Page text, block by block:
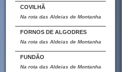
COVILHÃ
Na rota das Aldeias de Montanha
FORNOS DE ALGODRES
Na rota das Aldeias de Montanha
FUNDÃO
Na rota das Aldeias de Montanha